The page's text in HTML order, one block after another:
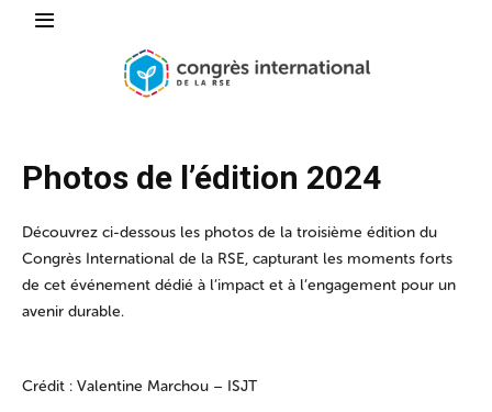
Photos de l’édition 2024
Découvrez ci-dessous les photos de la troisième édition du
Congrès International de la RSE, capturant les moments forts
de cet événement dédié à l’impact et à l’engagement pour un
avenir durable.
Crédit : Valentine Marchou – ISJT